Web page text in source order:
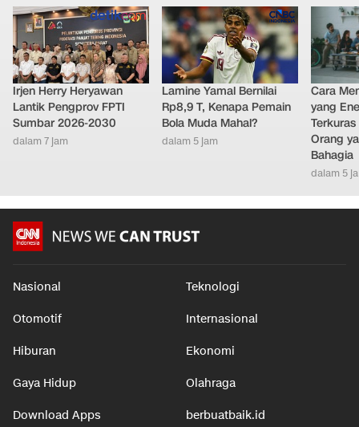
Irjen Herry Heryawan
Lantik Pengprov FPTI
Sumbar 2026-2030
dalam 7 jam
Lamine Yamal Bernilai
Rp8,9 T, Kenapa Pemain
Bola Muda Mahal?
dalam 5 jam
Cara
yang
Orang
Bahagia
dalam 5
Nasional Teknologi
Otomotif Internasional
Hiburan Ekonomi
Gaya Hidup Olahraga
Download Apps berbuatbaik.id